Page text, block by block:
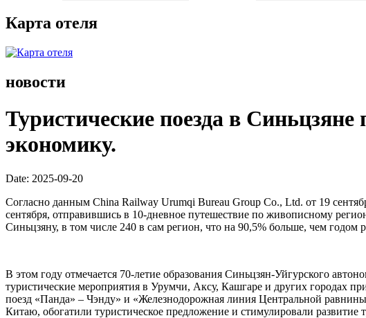
Карта отеля
новости
Туристические поезда в
экономику.
Date: 2025-09-20
Согласно данным China Railway Urumqi Bureau Group Co., Ltd. от 19
сентября, отправившись в 10-дневное путешествие по живописному
Синьцзяну, в том числе 240 в сам регион, что на 90,5% больше, чем годом
В этом году отмечается 70-летие образования Синьцзян-Уйгурского
туристические мероприятия в Урумчи, Аксу, Кашгаре и других городах
поезд «Панда» – Чэнду» и «Железнодорожная линия Центральной
Китаю, обогатили туристическое предложение и стимулировали развитие